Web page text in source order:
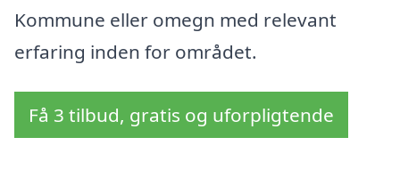
Kommune eller omegn med relevant
erfaring inden for området.
Få 3 tilbud, gratis og uforpligtende